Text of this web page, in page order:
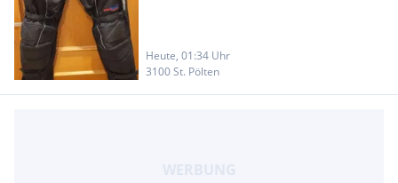
Heute, 01:34 Uhr
3100 St. Pölten